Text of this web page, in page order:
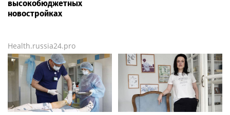
высокобюджетных
новостройках
Health.russia24.pro